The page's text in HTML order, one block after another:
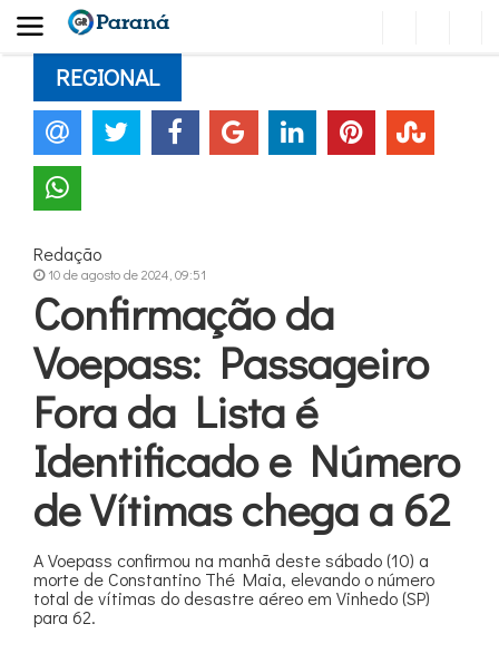
REGIONAL
Redação
10 de agosto de 2024, 09:51
Confirmação da
Voepass: Passageiro
Fora da Lista é
Identificado e Número
de Vítimas chega a 62
A Voepass confirmou na manhã deste sábado (10) a
morte de Constantino Thé Maia, elevando o número
total de vítimas do desastre aéreo em Vinhedo (SP)
para 62.